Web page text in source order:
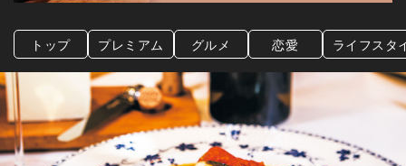
トップ プレミアム グルメ 恋愛 ライフスタ